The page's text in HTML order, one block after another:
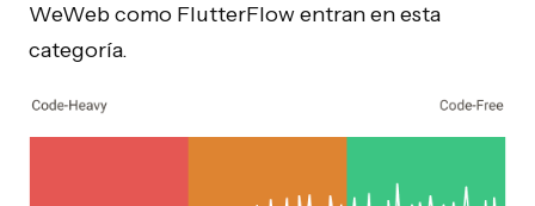
WeWeb como FlutterFlow entran en esta
categoría.